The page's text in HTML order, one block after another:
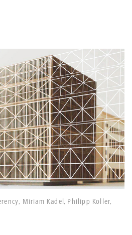
Miriam Kadel, ­Philipp Koller,